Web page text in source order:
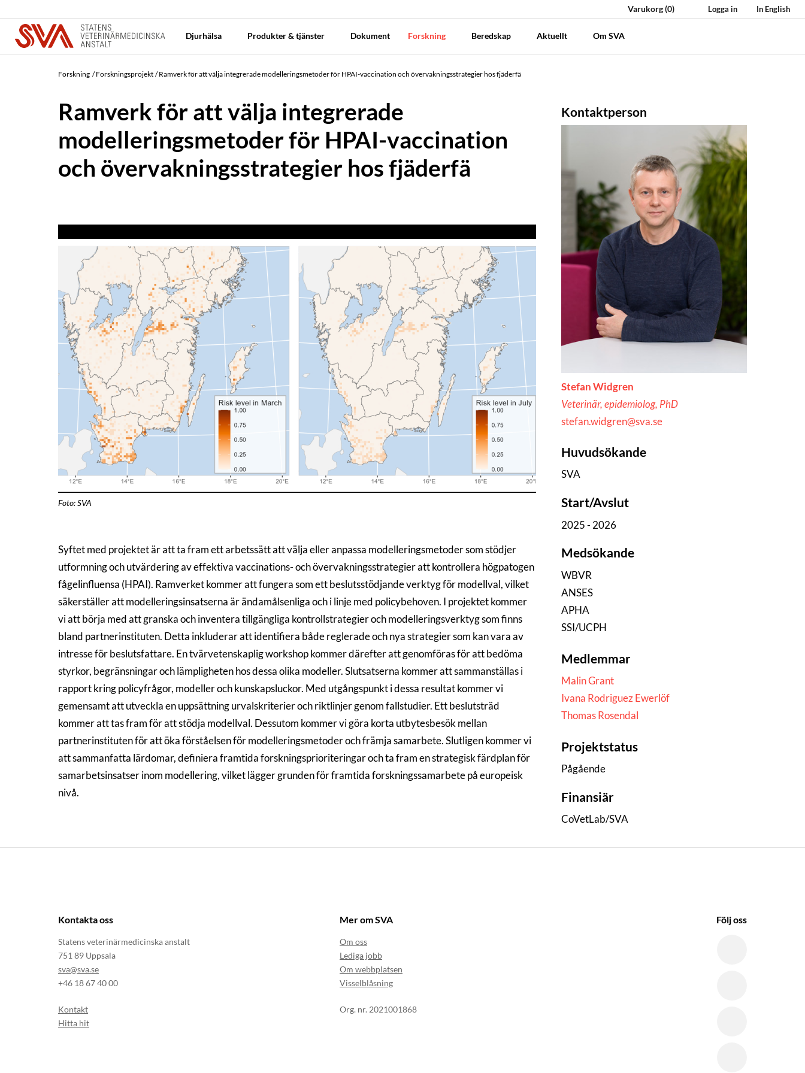
Varukorg(0) Logga in In English
Djurhälsa Produkter & tjänster Dokument Forskning Beredskap Aktuellt Om SVA
Forskning Forskningsprojekt Ramverk för att välja integrerade modelleringsmetoder för HPAI-vaccination och övervakningsstrategier hos fjäderfä
Ramverk för att välja integrerade
modelleringsmetoder för HPAI-vaccination
och övervakningsstrategier hos fjäderfä
Foto: SVA
Syftet med projektet är att ta fram ett arbetssätt att välja eller anpassa modelleringsmetoder som stödjer
utformning och utvärdering av effektiva vaccinations- och övervakningsstrategier att kontrollera högpatogen
fågelinfluensa (HPAI). Ramverket kommer att fungera som ett beslutsstödjande verktyg för modellval, vilket
säkerställer att modelleringsinsatserna är ändamålsenliga och i linje med policybehoven. I projektet kommer
vi att börja med att granska och inventera tillgängliga kontrollstrategier och modelleringsverktyg som finns
bland partnerinstituten. Detta inkluderar att identifiera både reglerade och nya strategier som kan vara av
intresse för beslutsfattare. En tvärvetenskaplig workshop kommer därefter att genomföras för att bedöma
styrkor, begränsningar och lämpligheten hos dessa olika modeller. Slutsatserna kommer att sammanställas i
rapport kring policyfrågor, modeller och kunskapsluckor. Med utgångspunkt i dessa resultat kommer vi
gemensamt att utveckla en uppsättning urvalskriterier och riktlinjer genom fallstudier. Ett beslutsträd
kommer att tas fram för att stödja modellval. Dessutom kommer vi göra korta utbytesbesök mellan
partnerinstituten för att öka förståelsen för modelleringsmetoder och främja samarbete. Slutligen kommer vi
att sammanfatta lärdomar, definiera framtida forskningsprioriteringar och ta fram en strategisk färdplan för
samarbetsinsatser inom modellering, vilket lägger grunden för framtida forskningssamarbete på europeisk
nivå.
Kontaktperson
Stefan Widgren
Veterinär, epidemiolog, PhD
stefan.widgren@sva.se
Huvudsökande
SVA
Start/Avslut
2025 - 2026
Medsökande
WBVR
ANSES
APHA
SSI/UCPH
Medlemmar
Malin Grant
Ivana Rodriguez Ewerlöf
Thomas Rosendal
Projektstatus
Pågående
Finansiär
CoVetLab/SVA
Kontakta oss
Statens veterinärmedicinska anstalt
751 89 Uppsala
sva@sva.se
+46 18 67 40 00
Kontakt
Hitta hit
Mer om SVA
Om oss
Lediga jobb
Om webbplatsen
Visselblåsning
Org. nr. 2021001868
Följ oss